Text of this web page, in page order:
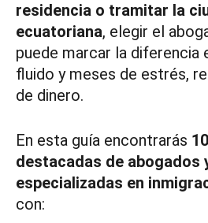
residencia o tramitar la
ecuatoriana, elegir el
puede marcar la diferencia
fluido y meses de estrés,
de dinero.
En esta guía encontrarás
destacadas de abogados
especializadas en
con: